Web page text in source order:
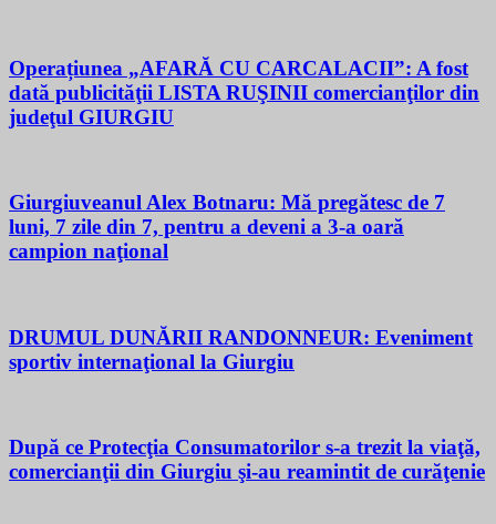
Operațiunea „AFARĂ CU CARCALACII”: A fost
dată publicităţii LISTA RUŞINII comercianţilor din
judeţul GIURGIU
Giurgiuveanul Alex Botnaru: Mă pregătesc de 7
luni, 7 zile din 7, pentru a deveni a 3-a oară
campion naţional
DRUMUL DUNĂRII RANDONNEUR: Eveniment
sportiv internaţional la Giurgiu
După ce Protecţia Consumatorilor s-a trezit la viaţă,
comercianţii din Giurgiu şi-au reamintit de curăţenie